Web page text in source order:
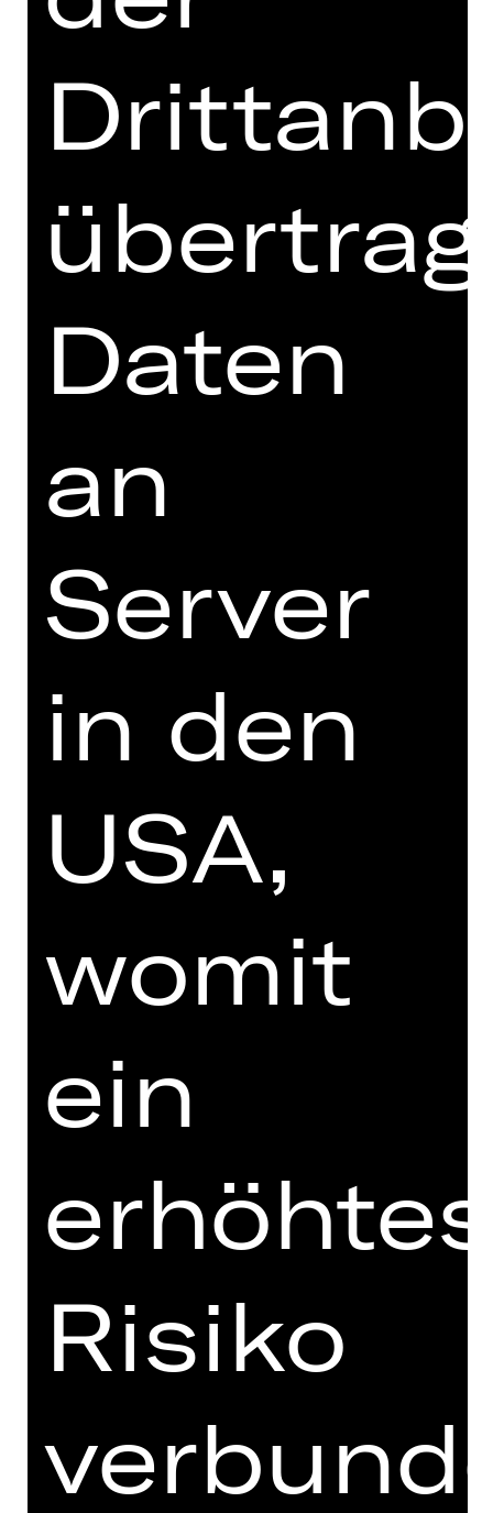
BALLETT
Choreografien von Richard Siegal
Vorstellung
Opernhaus
Vorstellung
Opernhaus
ABONNEMENT-BESTELLUNG
Gemischtes Abo: V1 gleich hier
bequem online bestellen.
Preisgruppe Erw.
Preisgruppe U27
** Mindestens eine Anzahl ausfüllen
Daten
an
Server
in den
USA,
womit
ein
erhöhtes
Risiko